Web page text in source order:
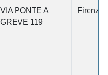
VIA PONTE A
GREVE 119
Firenze